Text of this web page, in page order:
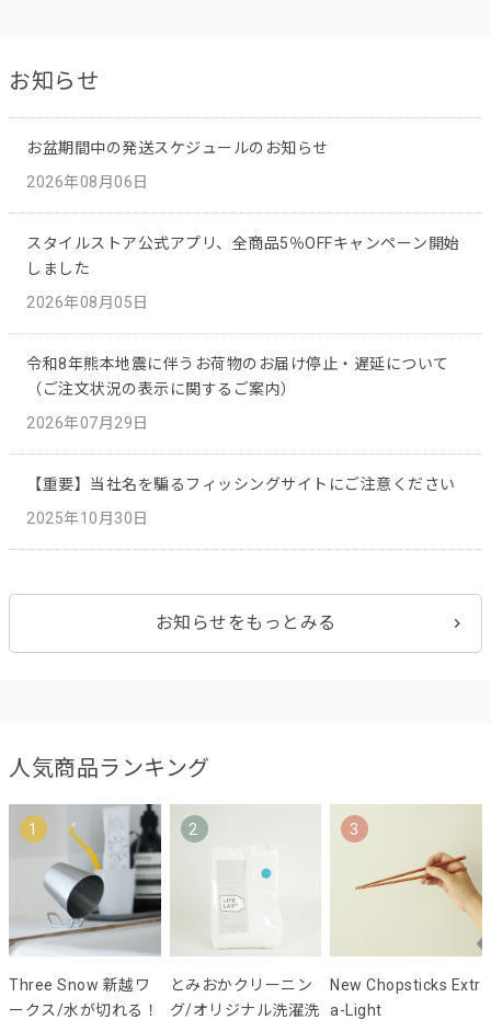
お知らせ
お盆期間中の発送スケジュールのお知らせ
2026年08月06日
スタイルストア公式アプリ、全商品5％OFFキャンペーン開始
しました
2026年08月05日
令和8年熊本地震に伴うお荷物のお届け停止・遅延について
（ご注文状況の表示に関するご案内）
2026年07月29日
【重要】当社名を騙るフィッシングサイトにご注意ください
2025年10月30日
お知らせをもっとみる
人気商品ランキング
1
Three Snow 新越ワ
ークス/水が切れる！
2
とみおかクリーニン
グ/オリジナル洗濯洗
3
New Chopsticks Extr
a-Light